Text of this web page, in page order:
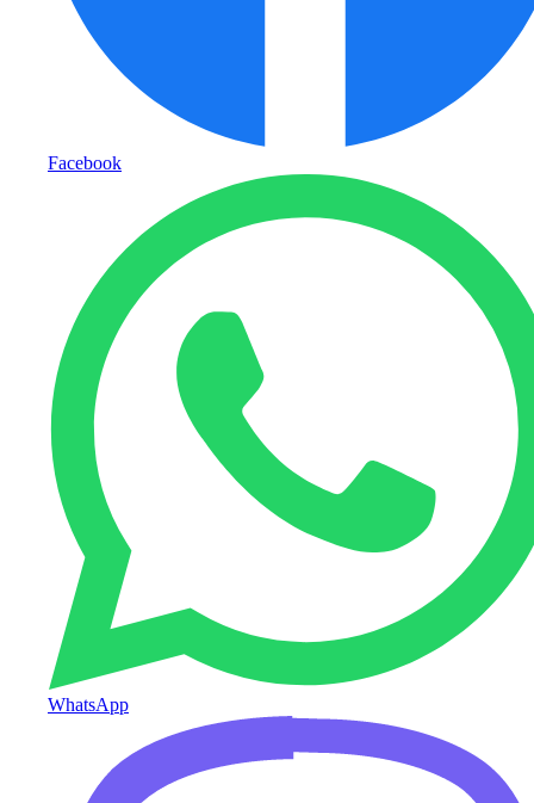
Facebook
WhatsApp